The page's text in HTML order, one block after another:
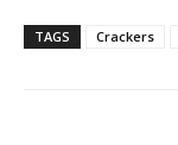
TAGS Crackers